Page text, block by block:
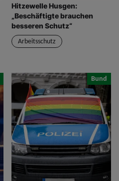
Hitzewelle Husgen:
„Beschäftigte brauchen
besseren Schutz“
Arbeitsschutz
Bund